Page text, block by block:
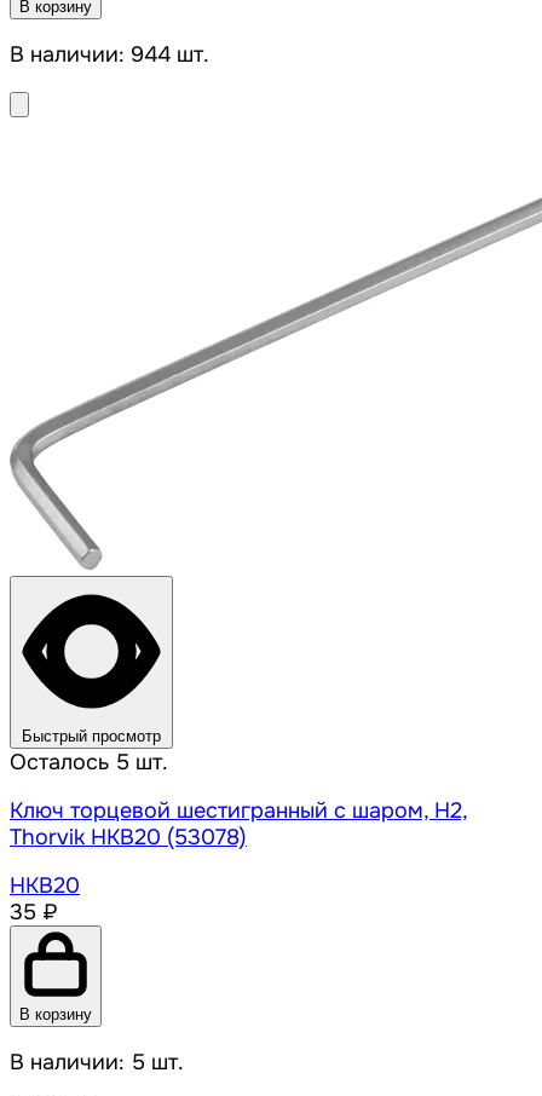
В корзину
В наличии: 944 шт.
Быстрый просмотр
Осталось 5 шт.
Ключ торцевой шестигранный с шаром, H2,
Thorvik HKB20 (53078)
HKB20
35 ₽
В корзину
В наличии: 5 шт.